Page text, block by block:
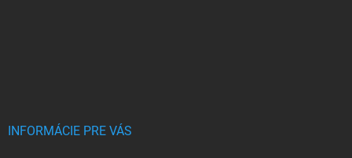
INFORMÁCIE PRE VÁS